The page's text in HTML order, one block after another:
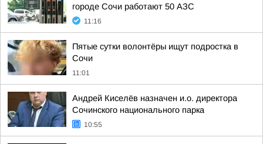
городе Сочи работают 50 АЗС
11:16
Пятые сутки волонтёры ищут подростка в
Сочи
11:01
Андрей Киселёв назначен и.о. директора
Сочинского национального парка
10:55